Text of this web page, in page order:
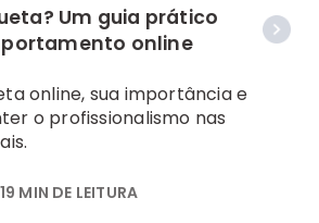
Um guia prático
online
online, sua importância e
o profissionalismo nas
19 MIN DE LEITURA